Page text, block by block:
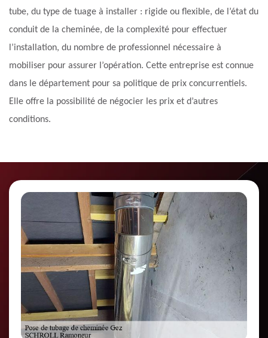
tube, du type de tuage à installer : rigide ou flexible, de l’état du
conduit de la cheminée, de la complexité pour effectuer
l’installation, du nombre de professionnel nécessaire à
mobiliser pour assurer l’opération. Cette entreprise est connue
dans le département pour sa politique de prix concurrentiels.
Elle offre la possibilité de négocier les prix et d’autres
conditions.